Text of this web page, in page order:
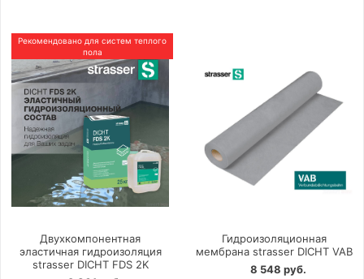
Рекомендовано для систем теплого
пола
Двухкомпонентная
эластичная гидроизоляция
strasser DICHT FDS 2K
Гидроизоляционная
мембрана strasser DICHT VAB
8 548 руб.